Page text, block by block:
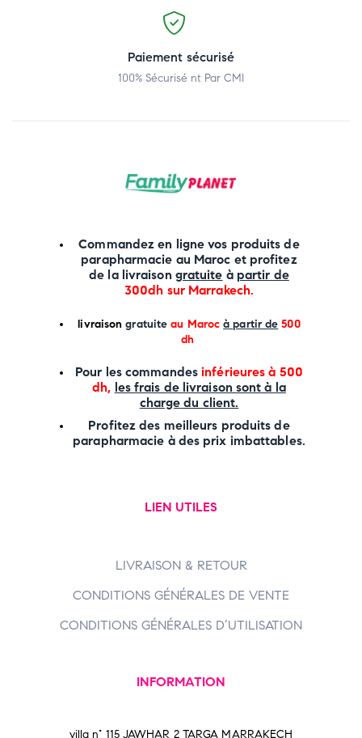
Paiement sécurisé
100% Sécurisé nt Par CMI
Commandez en ligne vos produits de
parapharmacie au Maroc et profitez
de la livraison gratuite à partir de
300dh sur Marrakech.
livraison gratuite au Maroc à partir de 500
dh
Pour les commandesinférieures à 500
dh, les frais de livraison sont à la
charge du client.
Profitez des meilleurs produits de
parapharmacie à des prix imbattables.
LIEN UTILES
LIVRAISON & RETOUR
CONDITIONS GÉNÉRALES DE VENTE
CONDITIONS GÉNÉRALES D’UTILISATION
INFORMATION
villa n° 115 JAWHAR 2 TARGA MARRAKECH